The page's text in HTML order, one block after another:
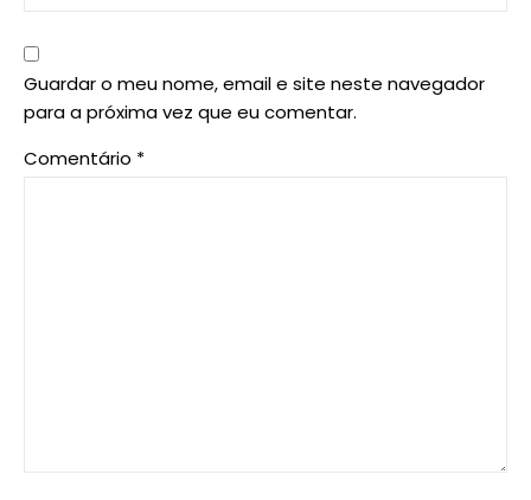
Guardar o meu nome, email e site neste navegador
para a próxima vez que eu comentar.
Comentário *